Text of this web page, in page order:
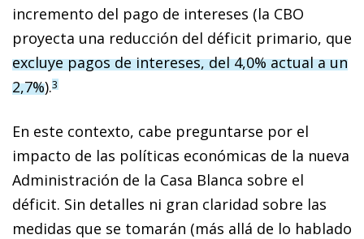
incremento del pago de intereses (la CBO
proyecta una reducción del déficit primario, que
excluye pagos de intereses, del 4,0% actual a un
2,7%).3
En este contexto, cabe preguntarse por el
impacto de las políticas económicas de la nueva
Administración de la Casa Blanca sobre el
déficit. Sin detalles ni gran claridad sobre las
medidas que se tomarán (más allá de lo hablado